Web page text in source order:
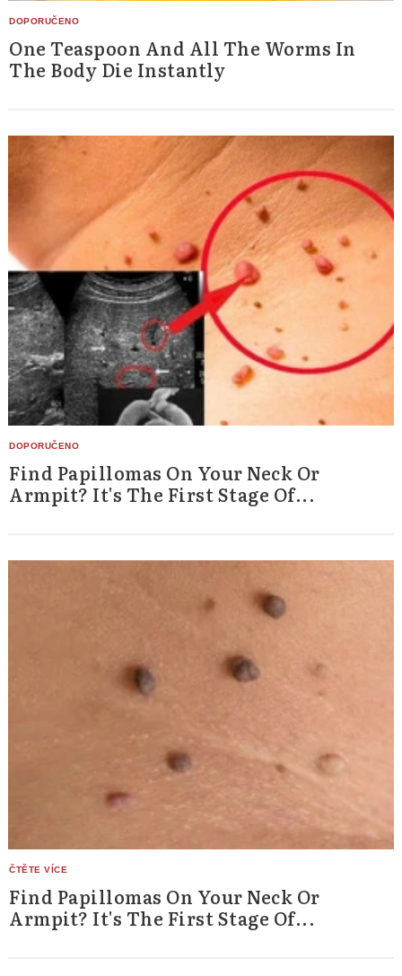
One Teaspoon And All The Worms In
The Body Die Instantly
Find Papillomas On Your Neck Or
Armpit? It's The First Stage Of...
Find Papillomas On Your Neck Or
Armpit? It's The First Stage Of...